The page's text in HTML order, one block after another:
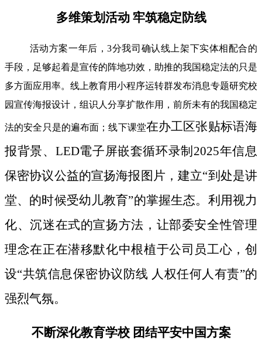
多维策划活动 牢筑稳定防线
活动方案一年后，3分我司确认线上架下实体相配合的
手段，足够起着是宣传的阵地功效，助推的我国稳定法的只是
多方面应用率。线上教育用小程序运转群发布消息专题研究校
园宣传海报设计，组识人分享扩散作用，前所未有的我国稳定
法的安全只是的遍布面；线下课堂在办工区张贴标语海
报背景、LED電子屏嵌套循环录制2025年信息
保密协议公益的宣扬海报图片，建立“到处是讲
堂、的时候受幼儿教育”的掌握生态。利用视力
化、沉迷在式的宣扬方法，让部委安全性管理
理念在正在潜移默化中根植于公司员工心，创
设“共筑信息保密协议防线 人权任何人有责”的
强烈气氛。
不断深化教育学校 团结平安中国方案